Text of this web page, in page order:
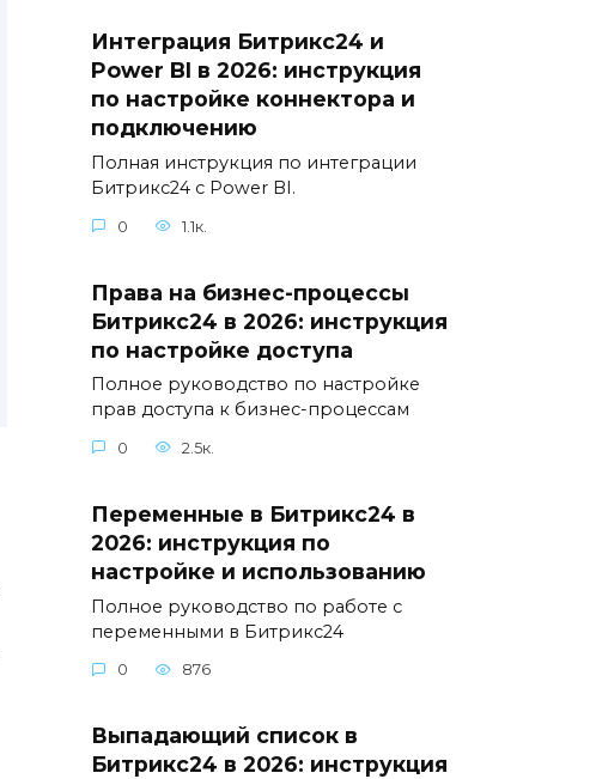
Интеграция Битрикс24 и
Power BI в 2026: инструкция
по настройке коннектора и
подключению
Полная инструкция по интеграции
Битрикс24 с Power BI.
0 1.1к.
Права на бизнес-процессы
Битрикс24 в 2026: инструкция
по настройке доступа
Полное руководство по настройке
прав доступа к бизнес-процессам
0 2.5к.
Переменные в Битрикс24 в
2026: инструкция по
настройке и использованию
Полное руководство по работе с
переменными в Битрикс24
0 876
Выпадающий список в
Битрикс24 в 2026: инструкция